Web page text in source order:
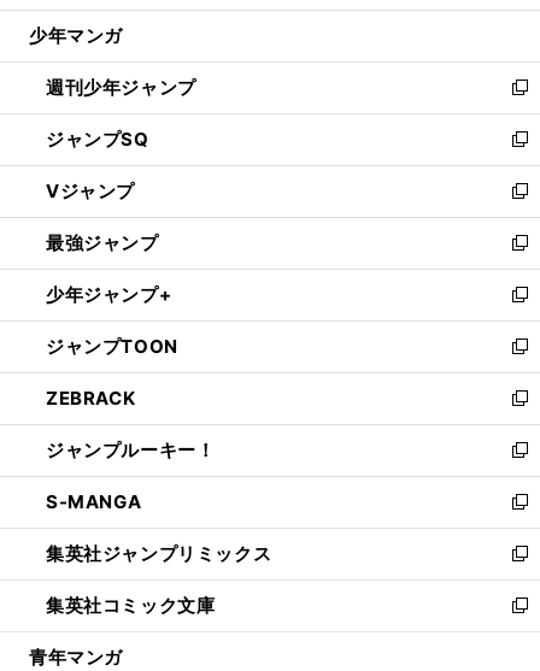
ウ
開
く
少年マンガ
週刊少年ジャンプ
新
し
い
ウ
ィ
ン
ド
ウ
で
開
く
ジャンプSQ
新
し
い
ウ
ィ
ン
ド
ウ
で
開
く
Vジャンプ
新
し
い
ウ
ィ
ン
ド
ウ
で
開
く
最強ジャンプ
新
し
い
ウ
ィ
ン
ド
ウ
で
開
く
少年ジャンプ+
新
し
い
ウ
ィ
ン
ド
ウ
で
開
く
ジャンプTOON
新
し
い
ウ
ィ
ン
ド
ウ
で
開
く
ZEBRACK
新
し
い
ウ
ィ
ン
ド
ウ
で
開
ジャンプルーキー！
新
し
い
ウ
ィ
ン
ド
ウ
S-MANGA
新
し
い
ウ
ィ
ン
集英社ジャンプリミックス
新
し
い
ウ
集英社コミック文庫
新
し
青年マンガ